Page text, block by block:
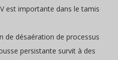
est importante dans le tamis
de désaération de processus
persistante survit à des